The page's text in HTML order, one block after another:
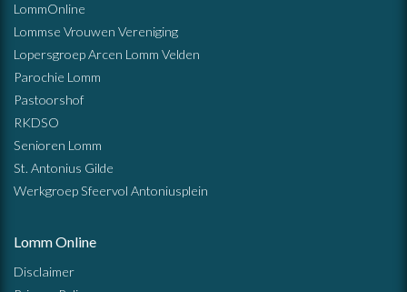
LommOnline
Lommse Vrouwen Vereniging
Lopersgroep Arcen Lomm Velden
Parochie Lomm
Pastoorshof
RKDSO
Senioren Lomm
St. Antonius Gilde
Werkgroep Sfeervol Antoniusplein
Lomm Online
Disclaimer